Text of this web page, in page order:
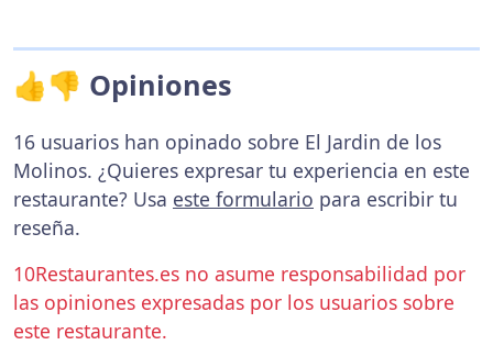
👍👎 Opiniones
16 usuarios han opinado sobre El Jardin de los
Molinos. ¿Quieres expresar tu experiencia en este
restaurante? Usa este formulario para escribir tu
reseña.
10Restaurantes.es no asume responsabilidad por
las opiniones expresadas por los usuarios sobre
este restaurante.